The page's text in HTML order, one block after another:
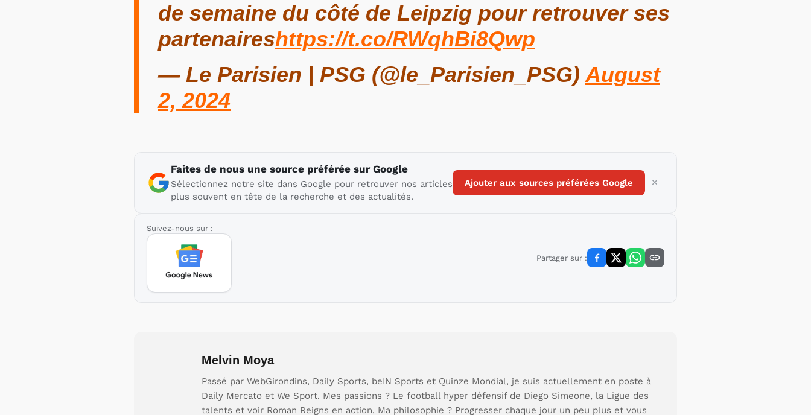
de semaine du côté de Leipzig pour retrouver ses
partenaireshttps://t.co/RWqhBi8Qwp
— Le Parisien | PSG (@le_Parisien_PSG) August
2, 2024
Faites de nous une source préférée sur Google
Sélectionnez notre site dans Google pour retrouver nos articles
plus souvent en tête de la recherche et des actualités.
Ajouter aux sources préférées Google
Suivez-nous sur :
Partager sur :
Melvin Moya
Passé par WebGirondins, Daily Sports, beIN Sports et Quinze Mondial, je suis actuellement en poste à
Daily Mercato et We Sport. Mes passions ? Le football hyper défensif de Diego Simeone, la Ligue des
talents et voir Roman Reigns en action. Ma philosophie ? Progresser chaque jour un peu plus et vous